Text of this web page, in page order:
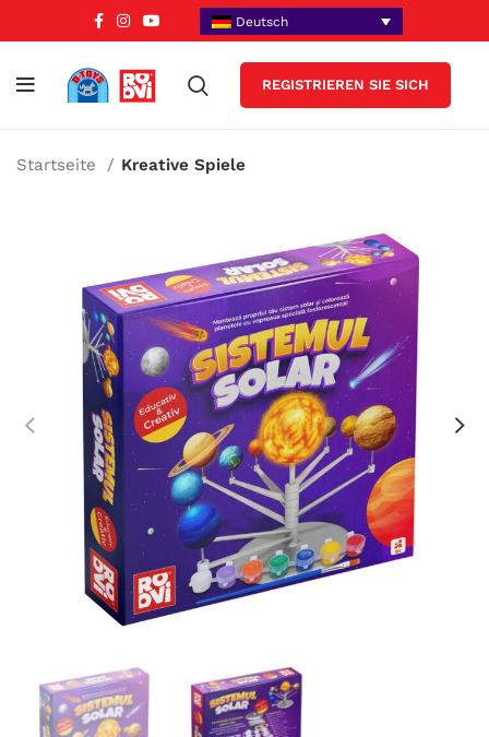
Deutsch
REGISTRIEREN SIE SICH
Startseite Kreative Spiele